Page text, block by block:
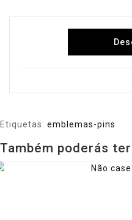
Etiquetas: emblemas-pins
Também poderás